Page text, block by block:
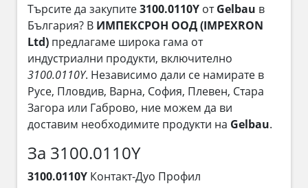
Търсите да закупите3100.0110Y отGelbau в
България? В ИМПЕКСРОН ООД (IMPEXRON
Ltd) предлагаме широка гама от
индустриални продукти, включително
3100.0110Y. Независимо дали се намирате в
Русе, Пловдив, Варна, София, Плевен, Стара
Загора или Габрово, ние можем да ви
доставим необходимите продукти на Gelbau.
За 3100.0110Y
3100.0110Y Контакт-Дуо Профил